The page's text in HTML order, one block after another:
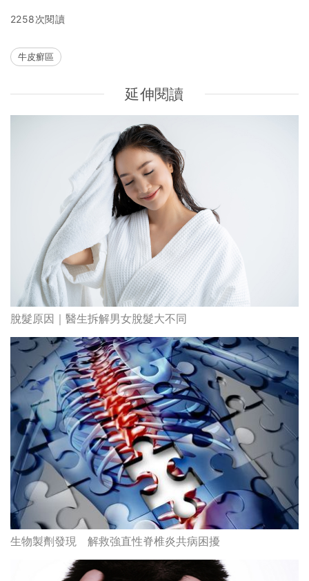
2258次閱讀
牛皮癬區
延伸閱讀
脫髮原因｜醫生拆解男女脫髮大不同
生物製劑發現 解救強直性脊椎炎共病困擾